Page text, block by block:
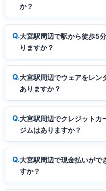
か？
大宮駅周辺で駅から徒歩5
りますか？
大宮駅周辺でウェアをレン
ありますか？
大宮駅周辺でクレジットカ
ジムはありますか？
大宮駅周辺で現金払いがで
すか？